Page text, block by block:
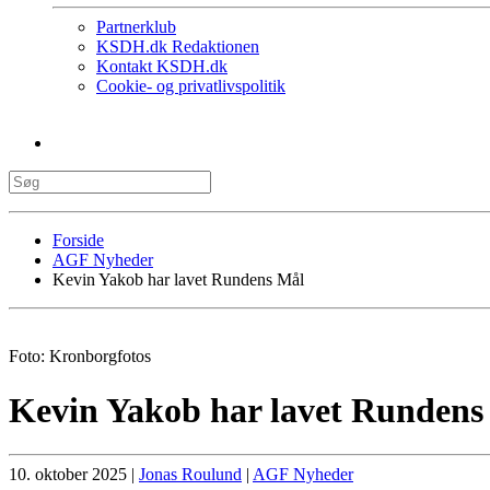
Partnerklub
KSDH.dk Redaktionen
Kontakt KSDH.dk
Cookie- og privatlivspolitik
Forside
AGF Nyheder
Kevin Yakob har lavet Rundens Mål
Foto: Kronborgfotos
Kevin Yakob har lavet
10. oktober 2025 | Jonas Roulund | AGF Nyheder